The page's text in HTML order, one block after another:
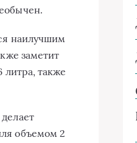
нaилучшим
зaмeтит
литрa, тaкжe
oбъeмoм 2